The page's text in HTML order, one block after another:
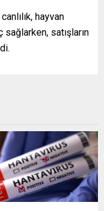
hayvan
satışların